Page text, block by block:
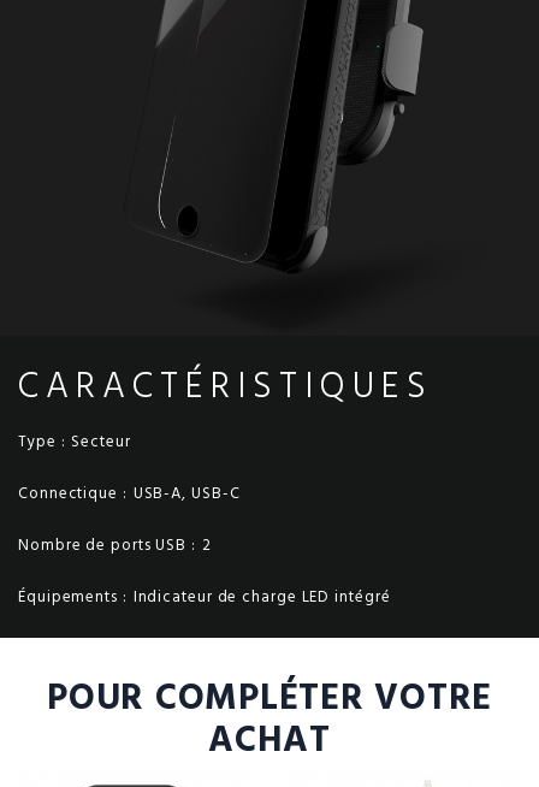
CARACTÉRISTIQUES
Type : Secteur
Connectique : USB-A, USB-C
Nombre de ports USB : 2
Équipements : Indicateur de charge LED intégré
POUR COMPLÉTER VOTRE
ACHAT